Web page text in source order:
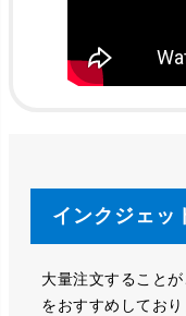
インクジェッ
大量注文すること
をおすすめしており